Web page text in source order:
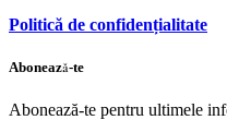
Politică de confidențialitate
Abonează-te
Abonează-te pentru ultimele